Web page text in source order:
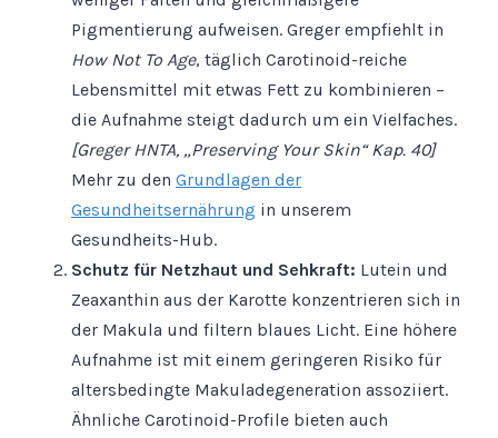
Pigmentierung aufweisen. Greger empfiehlt in
How Not To Age, täglich Carotinoid-reiche
Lebensmittel mit etwas Fett zu kombinieren –
die Aufnahme steigt dadurch um ein Vielfaches.
[Greger HNTA, „Preserving Your Skin“ Kap. 40]
Mehr zu den Grundlagen der
Gesundheitsernährung in unserem
Gesundheits-Hub.
Schutz für Netzhaut und Sehkraft: Lutein und
Zeaxanthin aus der Karotte konzentrieren sich in
der Makula und filtern blaues Licht. Eine höhere
Aufnahme ist mit einem geringeren Risiko für
altersbedingte Makuladegeneration assoziiert.
Ähnliche Carotinoid-Profile bieten auch